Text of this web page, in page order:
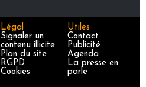
Légal
Signaler un
contenu illicite
Plan du site
RGPD
Cookies
Utiles
Contact
Publicité
Agenda
La presse en
parle